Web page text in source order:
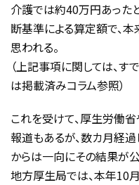
介護では約40万円あった
断基準による算定額で、
思われる。
（上記事項に関しては、
は掲載済みコラム参照）
これを受けて、厚生労働
報道もあるが、数カ月経
からは一向にその結果が
地方厚生局では、本年10